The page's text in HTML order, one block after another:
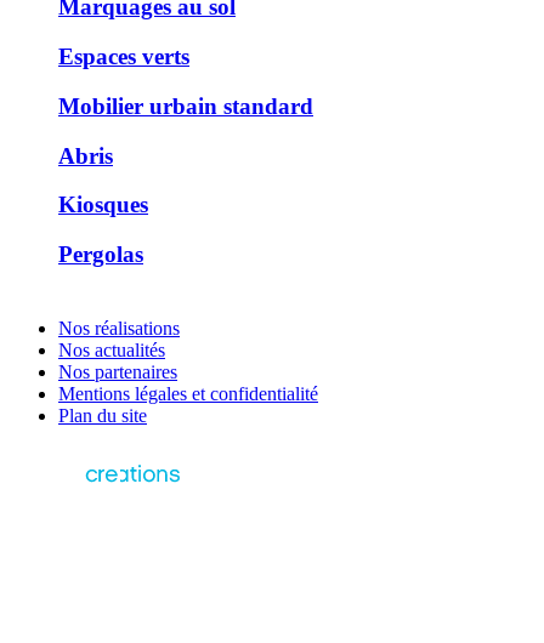
Marquages au sol
Espaces verts
Mobilier urbain standard
Abris
Kiosques
Pergolas
Nos réalisations
Nos actualités
Nos partenaires
Mentions légales et confidentialité
Plan du site